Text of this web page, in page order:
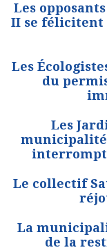
Les
II se félicitent
Les
du
Les
municipalité
interrompt
Le collectif
La
de la